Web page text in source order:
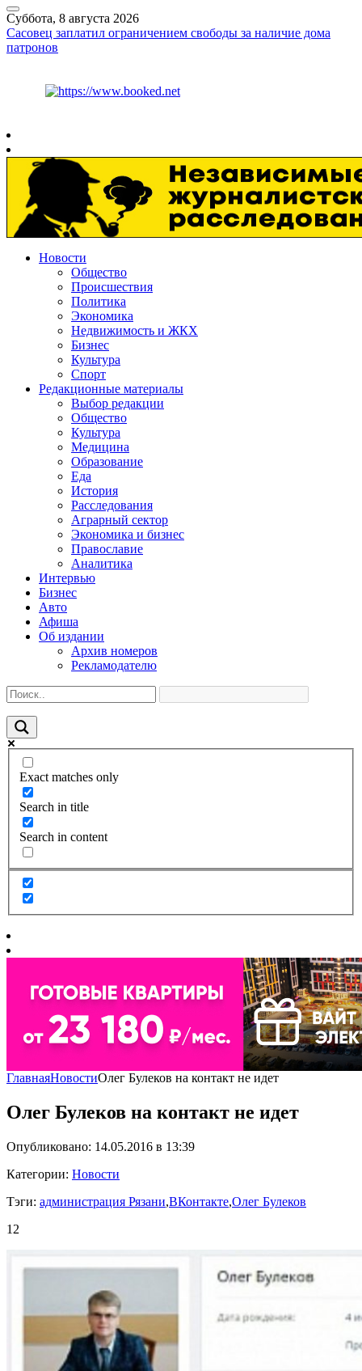
Суббота, 8 августа 2026
Сасовец заплатил ограничением свободы за наличие дома
патронов
Новости
Общество
Происшествия
Политика
Экономика
Недвижимость и ЖКХ
Бизнес
Культура
Спорт
Редакционные материалы
Выбор редакции
Общество
Культура
Медицина
Образование
Еда
История
Расследования
Аграрный сектор
Экономика и бизнес
Православие
Аналитика
Интервью
Бизнес
Авто
Афиша
Об издании
Архив номеров
Рекламодателю
Exact matches only
Search in title
Search in content
ГлавнаяНовостиОлег Булеков на контакт не идет
Олег Булеков на контакт не идет
Опубликовано: 14.05.2016 в 13:39
Категории: Новости
Тэги: администрация Рязани,ВКонтакте,Олег Булеков
12